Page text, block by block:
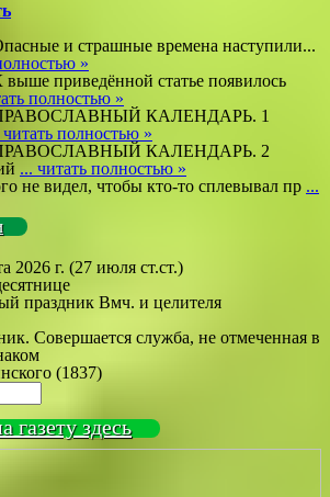
и страшные времена наступили...
»
выше приведённой статье появилось
полностью »
КАЛЕНДАРЬ. 1
читать полностью »
КАЛЕНДАРЬ. 2
... читать полностью »
не видел, чтобы кто-то сплевывал пр ...
2026 г. (27 июля ст.ст.)
Вмч. и целителя
(1837)
газету здесь